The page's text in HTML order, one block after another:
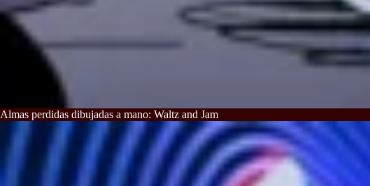
Almas perdidas dibujadas a mano: Waltz and Jam